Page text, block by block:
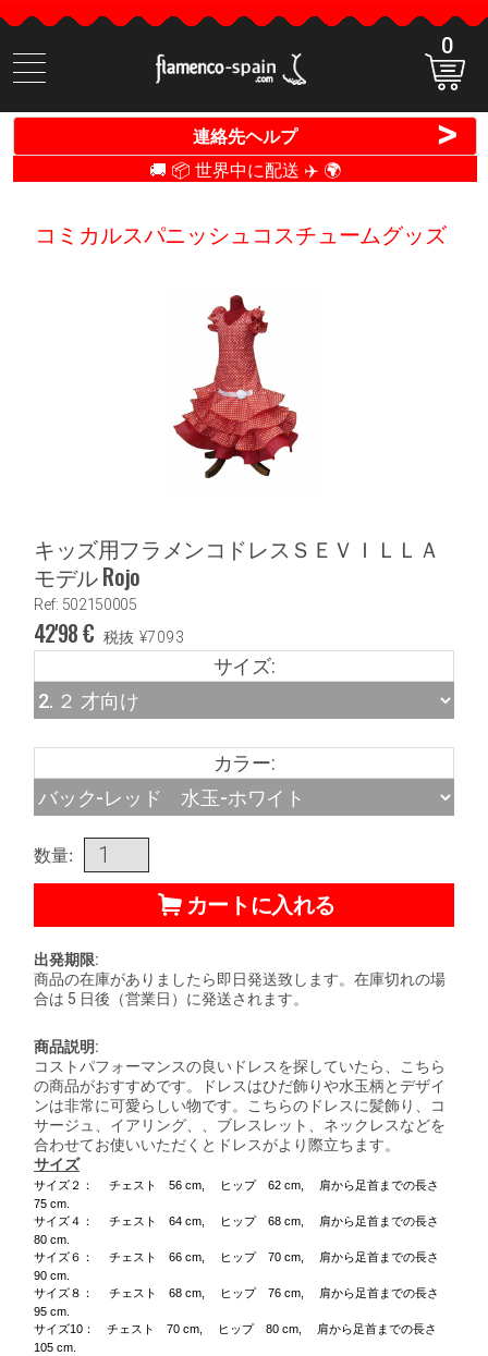
商
品
検
0
連絡先ヘルプ >
🚚 📦 世界中に配送 ✈️ 🌍
コミカルスパニッシュコスチュームグッズ
キッズ用フラメンコドレスＳＥＶＩＬＬＡ
モデル Rojo
Ref: 502150005
42'98€ 税抜 ¥7093
サイズ:
カラー:
数量:
カートに入れる
出発期限:
商品の在庫がありましたら即日発送致します。在庫切れの場
合は 5 日後（営業日）に発送されます。
商品説明:
コストパフォーマンスの良いドレスを探していたら、こちら
の商品がおすすめです。ドレスはひだ飾りや水玉柄とデザイ
ンは非常に可愛らしい物です。こちらのドレスに髪飾り、コ
サージュ、イアリング、、ブレスレット、ネックレスなどを
合わせてお使いいただくとドレスがより際立ちます。
サイズ
サイズ２： チェスト 56 cm, ヒップ 62 cm, 肩から足首までの長さ
75 cm.
サイズ４： チェスト 64 cm, ヒップ 68 cm, 肩から足首までの長さ
80 cm.
サイズ６： チェスト 66 cm, ヒップ 70 cm, 肩から足首までの長さ
90 cm.
サイズ８： チェスト 68 cm, ヒップ 76 cm, 肩から足首までの長さ
95 cm.
サイズ10： チェスト 70 cm, ヒップ 80 cm, 肩から足首までの長さ
105 cm.